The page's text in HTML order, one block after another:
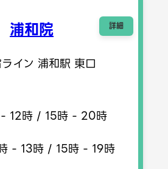
詳細
浦和院
イン 浦和駅 東口
12時 / 15時 - 20時
- 13時 / 15時 - 19時